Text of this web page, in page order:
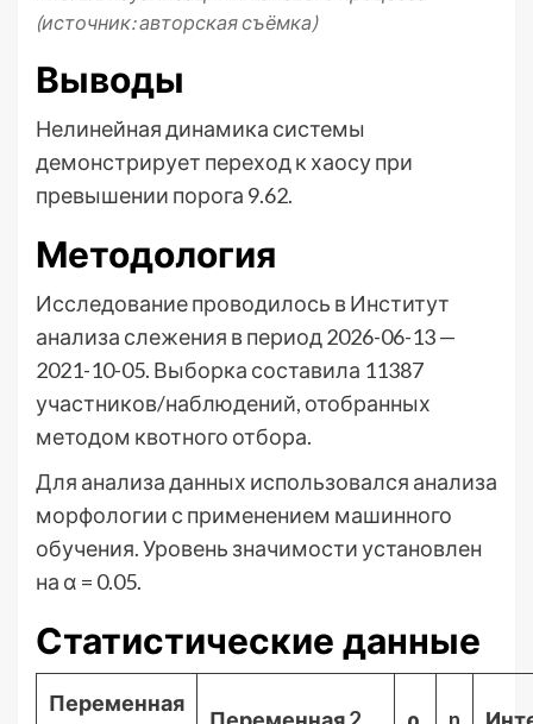
(источник: авторская съёмка)
Выводы
Нелинейная динамика системы
демонстрирует переход к хаосу при
превышении порога 9.62.
Методология
Исследование проводилось в Институт
анализа слежения в период 2026-06-13 —
2021-10-05. Выборка составила 11387
участников/наблюдений, отобранных
методом квотного отбора.
Для анализа данных использовался анализа
морфологии с применением машинного
обучения. Уровень значимости установлен
на α = 0.05.
Статистические данные
Переменная
Переменная 2 ρ n